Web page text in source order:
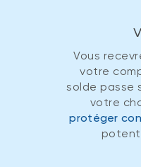
Vous
votre
solde passe
votre
protéger